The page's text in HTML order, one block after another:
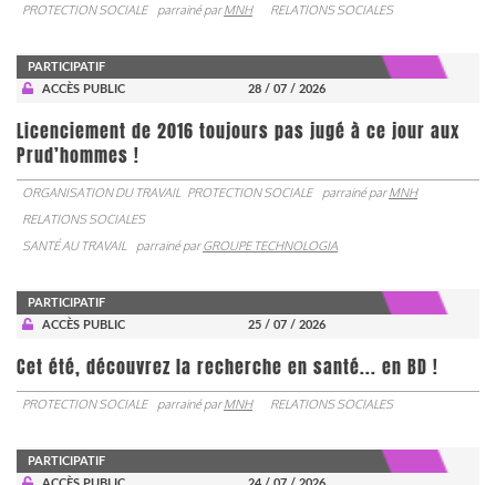
PROTECTION SOCIALE
parrainé parMNH RELATIONS SOCIALES
PARTICIPATIF
ACCÈS PUBLIC
28 / 07 / 2026
Licenciement de 2016 toujours pas jugé à ce jour aux
Prud’hommes !
ORGANISATION DU TRAVAIL PROTECTION SOCIALE parrainé parMNH
RELATIONS SOCIALES
SANTÉ AU TRAVAIL
parrainé parGROUPE TECHNOLOGIA
PARTICIPATIF
ACCÈS PUBLIC
25 / 07 / 2026
Cet été, découvrez la recherche en santé... en BD !
PROTECTION SOCIALE parrainé parMNH RELATIONS SOCIALES
PARTICIPATIF